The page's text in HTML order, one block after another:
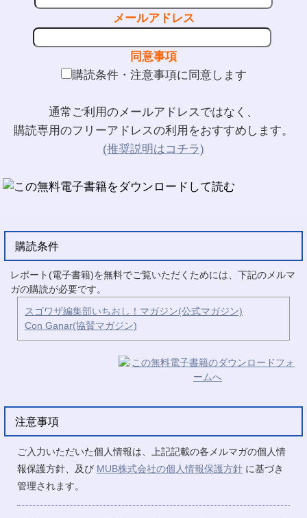
メールアドレス
同意事項
購読条件・注意事項に同意します
通常ご利用のメールアドレスではなく、
購読専用のフリーアドレスの利用をおすすめします。
(推奨説明はコチラ)
購読条件
レポート(電子書籍)を無料でご覧いただくためには、下記のメルマ
ガの購読が必要です。
スゴワザ編集部いちおし！マガジン(公式マガジン)
Con Ganar(協賛マガジン)
注意事項
ご入力いただいた個人情報は、上記記載の各メルマガの個人情
報保護方針、及び MUB株式会社の個人情報保護方針 に基づき
管理されます。